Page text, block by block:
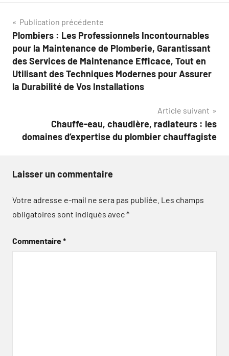
Navigation
de
l’article
Publication précédente
Plombiers : Les Professionnels Incontournables
pour la Maintenance de Plomberie, Garantissant
des Services de Maintenance Efficace, Tout en
Utilisant des Techniques Modernes pour Assurer
la Durabilité de Vos Installations
Article suivant
Chauffe-eau, chaudière, radiateurs : les
domaines d’expertise du plombier chauffagiste
Laisser un commentaire
Votre adresse e-mail ne sera pas publiée. Les champs
obligatoires sont indiqués avec*
Commentaire*